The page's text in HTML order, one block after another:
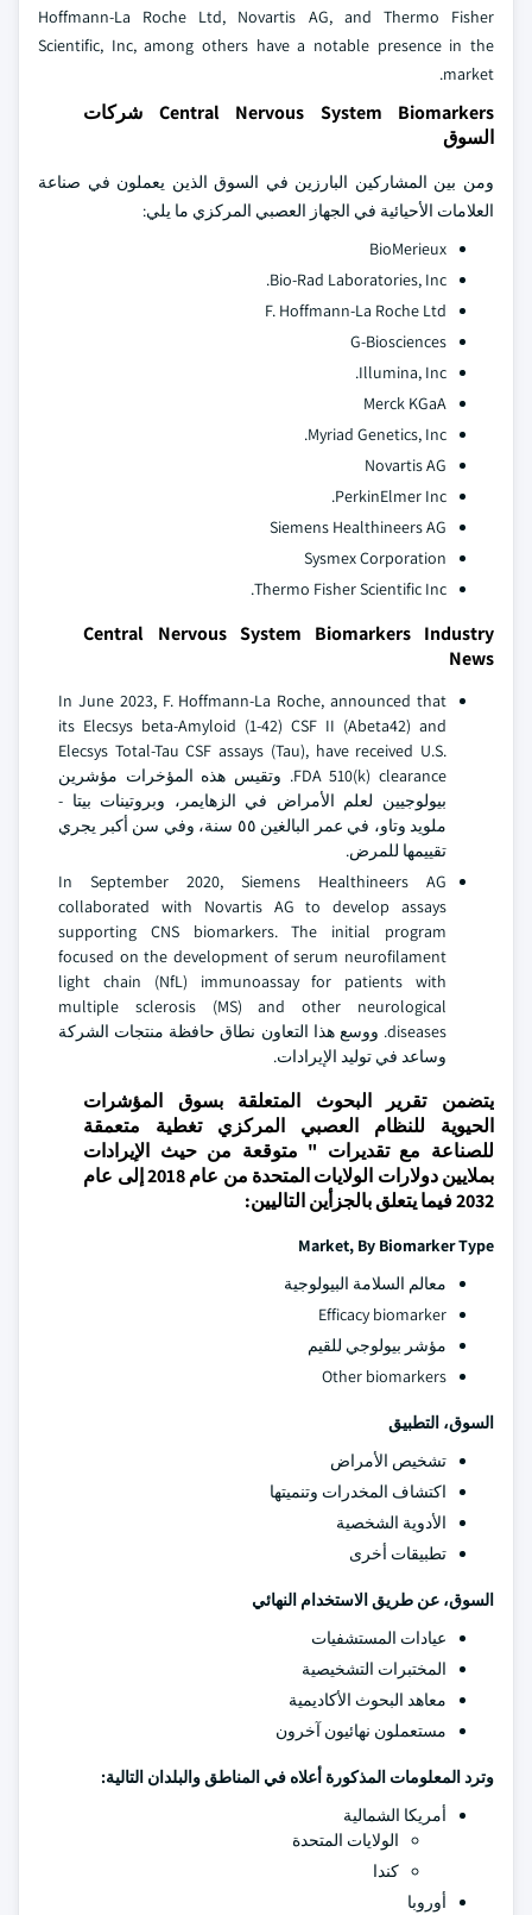
Hoffmann-La Roche Ltd, Novartis AG, and Thermo Fisher
Scientific, Inc, among others have a notable presence in the
market.
Central Nervous System Biomarkers شركات
السوق
ومن بين المشاركين البارزين في السوق الذين يعملون في صناعة
العلامات الأحيائية في الجهاز العصبي المركزي ما يلي:
BioMerieux
Bio-Rad Laboratories, Inc.
F. Hoffmann-La Roche Ltd
G-Biosciences
Illumina, Inc.
Merck KGaA
Myriad Genetics, Inc.
Novartis AG
PerkinElmer Inc.
Siemens Healthineers AG
Sysmex Corporation
Thermo Fisher Scientific Inc.
Central Nervous System Biomarkers Industry
News
In June 2023, F. Hoffmann-La Roche, announced that
its Elecsys beta-Amyloid (1-42) CSF II (Abeta42) and
Elecsys Total-Tau CSF assays (Tau), have received U.S.
FDA 510(k) clearance. وتقيس هذه المؤخرات مؤشرين
بيولوجيين لعلم الأمراض في الزهايمر، وبروتينات بيتا -
ملويد وتاو، في عمر البالغين ٥٥ سنة، وفي سن أكبر يجري
تقييمها للمرض.
In September 2020, Siemens Healthineers AG
collaborated with Novartis AG to develop assays
supporting CNS biomarkers. The initial program
focused on the development of serum neurofilament
light chain (NfL) immunoassay for patients with
multiple sclerosis (MS) and other neurological
diseases. ووسع هذا التعاون نطاق حافظة منتجات الشركة
وساعد في توليد الإيرادات.
يتضمن تقرير البحوث المتعلقة بسوق المؤشرات
الحيوية للنظام العصبي المركزي تغطية متعمقة
للصناعة مع تقديرات " متوقعة من حيث الإيرادات
بملايين دولارات الولايات المتحدة من عام 2018 إلى عام
2032 فيما يتعلق بالجزأين التاليين:
Market, By Biomarker Type
معالم السلامة البيولوجية
Efficacy biomarker
مؤشر بيولوجي للقيم
Other biomarkers
السوق، التطبيق
تشخيص الأمراض
اكتشاف المخدرات وتنميتها
الأدوية الشخصية
تطبيقات أخرى
السوق، عن طريق الاستخدام النهائي
عيادات المستشفيات
المختبرات التشخيصية
معاهد البحوث الأكاديمية
مستعملون نهائيون آخرون
وترد المعلومات المذكورة أعلاه في المناطق والبلدان التالية:
أمريكا الشمالية
الولايات المتحدة
كندا
أوروبا